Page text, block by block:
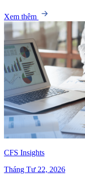
Xem thêm
CFS Insights
Tháng Tư 22, 2026